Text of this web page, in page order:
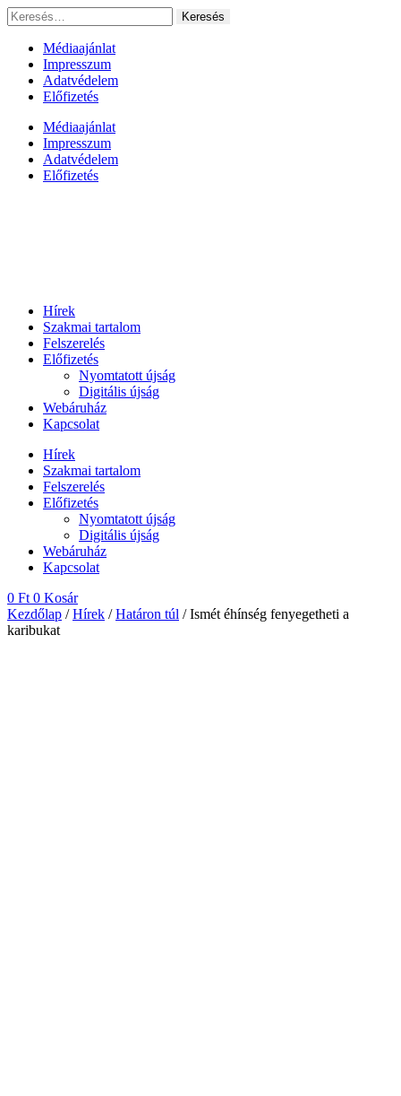
Ugrás
a
tartalomhoz
Keresés:
Médiaajánlat
Impresszum
Adatvédelem
Előfizetés
Médiaajánlat
Impresszum
Adatvédelem
Előfizetés
Hírek
Szakmai tartalom
Felszerelés
Előfizetés
Nyomtatott újság
Digitális újság
Webáruház
Kapcsolat
Hírek
Szakmai tartalom
Felszerelés
Előfizetés
Nyomtatott újság
Digitális újság
Webáruház
Kapcsolat
0 Ft 0 Kosár
Kezdőlap /Hírek /Határon túl / Ismét éhínség fenyegetheti a
karibukat